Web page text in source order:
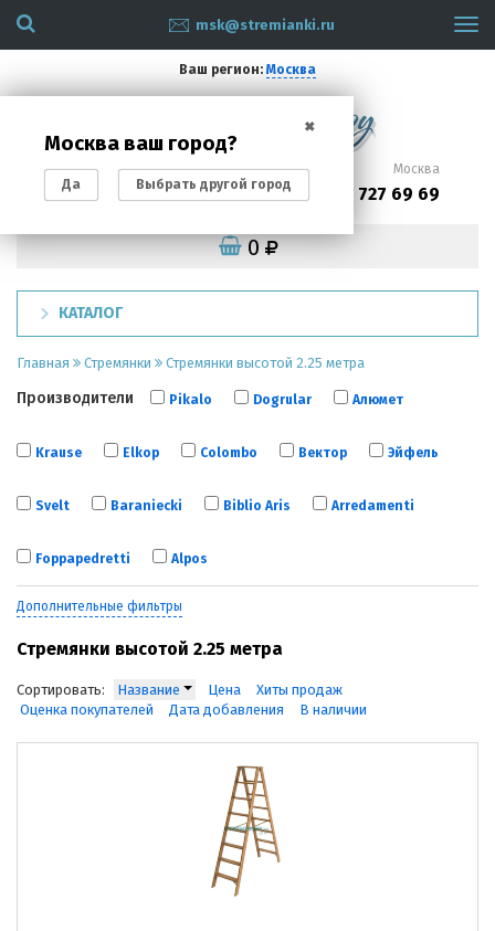
msk@stremianki.ru
Ваш регион: Москва
✖
Москва ваш город?
Да Выбрать другой город
Санкт-Петербург
(812) 200 87 93
Москва
(495) 727 69 69
0
КАТАЛОГ
Главная Стремянки Стремянки высотой 2.25 метра
Производители Pikalo Dogrular Алюмет
Krause Elkop Colombo Вектор Эйфель
Svelt Baraniecki Biblio Aris Arredamenti
Foppapedretti Alpos
Дополнительные фильтры
Стремянки высотой 2.25 метра
Сортировать: Название Цена
Хиты продаж
Оценка покупателей
Дата добавления В наличии